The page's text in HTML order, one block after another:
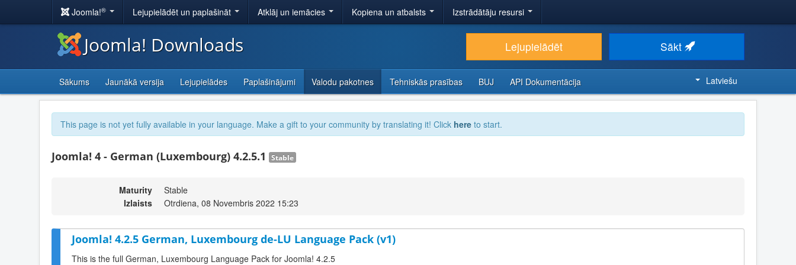
Joomla!® Lejupielādēt un paplašināt Atklāj un iemācies Kopiena un atbalsts Izstrādātāju resursi
Joomla! Downloads Lejupielādēt Sākt
Sākums Jaunākā versija Lejupielādes Paplašinājumi Valodu pakotnes Tehniskās prasības BUJ API Dokumentācija Latviešu
This page is not yet fully available in your language. Make a gift to your community by translating it! Click here to start.
Joomla! 4 - German (Luxembourg) 4.2.5.1 Stable
Maturity
Stable
Izlaists
Otrdiena, 08 Novembris 2022 15:23
Joomla! 4.2.5 German, Luxembourg de-LU Language Pack (v1)
This is the full German, Luxembourg Language Pack for Joomla! 4.2.5